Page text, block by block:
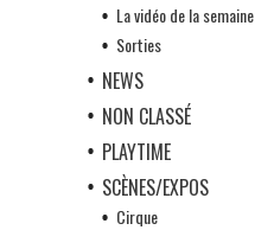
La vidéo de la semaine
Sorties
NEWS
NON CLASSÉ
PLAYTIME
SCÈNES/EXPOS
Cirque